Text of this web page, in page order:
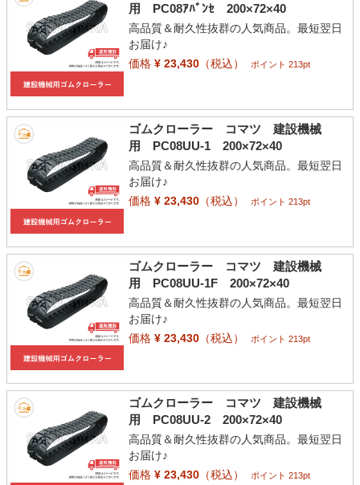
用 PC08ｱﾊﾞﾝｾ 200×72×40
高品質＆耐久性抜群の人気商品。最短翌日
お届け♪
価格¥ 23,430（税込） ポイント 213pt
ゴムクローラー コマツ 建設機械
用 PC08UU-1 200×72×40
高品質＆耐久性抜群の人気商品。最短翌日
お届け♪
価格¥ 23,430（税込） ポイント 213pt
ゴムクローラー コマツ 建設機械
用 PC08UU-1F 200×72×40
高品質＆耐久性抜群の人気商品。最短翌日
お届け♪
価格¥ 23,430（税込） ポイント 213pt
ゴムクローラー コマツ 建設機械
用 PC08UU-2 200×72×40
高品質＆耐久性抜群の人気商品。最短翌日
お届け♪
価格¥ 23,430（税込） ポイント 213pt